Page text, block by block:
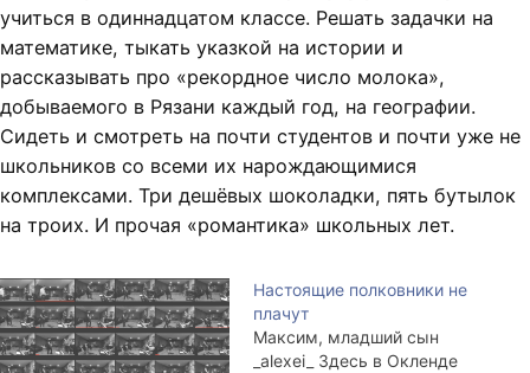
учиться в одиннадцатом классе. Решать задачки на
математике, тыкать указкой на истории и
рассказывать про «рекордное число молока»,
добываемого в Рязани каждый год, на географии.
Сидеть и смотреть на почти студентов и почти уже не
школьников со всеми их нарождающимися
комплексами. Три дешёвых шоколадки, пять бутылок
на троих. И прочая «романтика» школьных лет.
Настоящие полковники не
плачут
Максим, младший сын
_alexei_ Здесь в Окленде